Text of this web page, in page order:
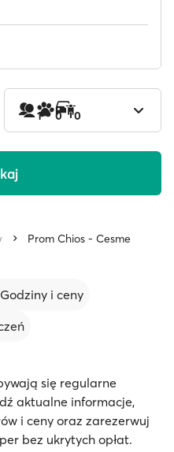
1 0 0
Prom Chios - Cesme
Godziny i ceny
się regularne
aktualne informacje,
i ceny oraz zarezerwuj
bez ukrytych opłat.